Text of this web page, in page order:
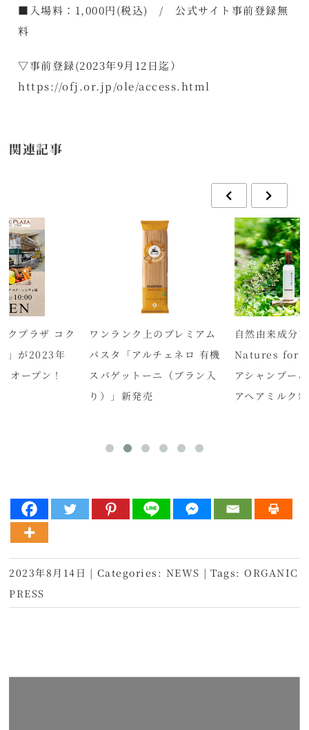
■入場料：1,000円(税込) / 公式サイト事前登録無
料
▽事前登録(2023年9月12日迄）
https://ofj.or.jp/ole/access.html
関連記事
クプラザ コク
」が2023年
オープン！
ワンランク上のプレミアム
パスタ「アルチェネロ 有機
スパゲットーニ（ブラン入
り）」新発売
自然由来成分
Natures for
アシャンプー
アヘアミルク
2023年8月14日 | Categories: NEWS | Tags:ORGANIC
PRESS